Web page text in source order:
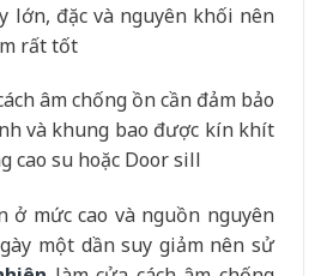
lớn, đặc và nguyên khối nên
rất tốt
âm chống ồn cần đảm bảo
và khung bao được kín khít
cao su hoặc Door sill
ở mức cao và nguồn nguyên
một dần suy giảm nên sử